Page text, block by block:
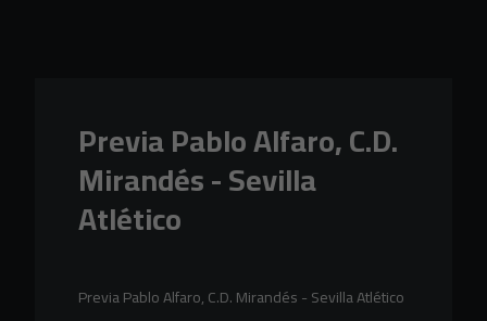
Previa Pablo Alfaro, C.D.
Mirandés - Sevilla
Atlético
Previa Pablo Alfaro, C.D. Mirandés - Sevilla Atlético